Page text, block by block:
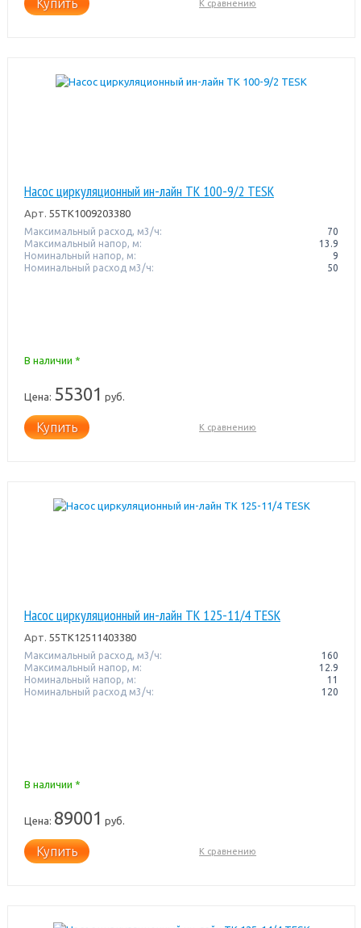
Купить К сравнению
Насос циркуляционный ин-лайн TK 100-9/2 TESK
Арт. 55TK1009203380
Максимальный расход, м3/ч:
70
Максимальный напор, м:
13.9
Номинальный напор, м:
9
Номинальный расход м3/ч:
50
В наличии *
Цена: 55301 руб.
Купить К сравнению
Насос циркуляционный ин-лайн TK 125-11/4 TESK
Арт. 55TK12511403380
Максимальный расход, м3/ч:
160
Максимальный напор, м:
12.9
Номинальный напор, м:
11
Номинальный расход м3/ч:
120
В наличии *
Цена: 89001 руб.
Купить К сравнению